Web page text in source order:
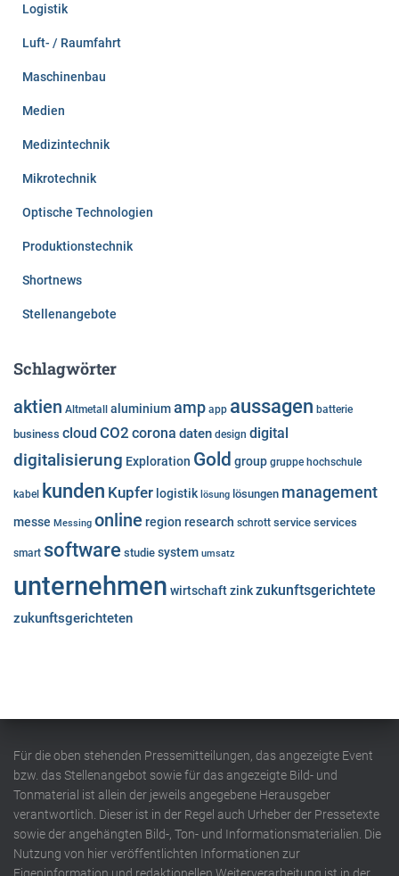
Logistik
Luft- / Raumfahrt
Maschinenbau
Medien
Medizintechnik
Mikrotechnik
Optische Technologien
Produktionstechnik
Shortnews
Stellenangebote
Schlagwörter
aktien Altmetall aluminiumamp app aussagen batterie
business cloud CO2 corona daten design digital
digitalisierung Exploration Gold group gruppe hochschule
kabel kunden Kupfer logistik lösung lösungen management
messe Messing online region research schrott service services
smart software studie system umsatz
unternehmen wirtschaftzinkzukunftsgerichtete
zukunftsgerichteten
Für die oben stehenden Pressemitteilungen, das angezeigte Event
bzw. das Stellenangebot sowie für das angezeigte Bild- und
Tonmaterial ist allein der jeweils angegebene Herausgeber
verantwortlich. Dieser ist in der Regel auch Urheber der Pressetexte
sowie der angehängten Bild-, Ton- und Informationsmaterialien. Die
Nutzung von hier veröffentlichten Informationen zur